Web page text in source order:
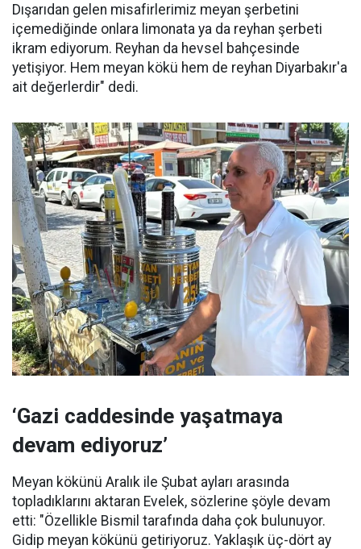
Dışarıdan gelen misafirlerimiz meyan şerbetini
içemediğinde onlara limonata ya da reyhan şerbeti
ikram ediyorum. Reyhan da hevsel bahçesinde
yetişiyor. Hem meyan kökü hem de reyhan Diyarbakır'a
ait değerlerdir" dedi.
‘Gazi caddesinde yaşatmaya
devam ediyoruz’
Meyan kökünü Aralık ile Şubat ayları arasında
topladıklarını aktaran Evelek, sözlerine şöyle devam
etti: "Özellikle Bismil tarafında daha çok bulunuyor.
Gidip meyan kökünü getiriyoruz. Yaklaşık üç-dört ay